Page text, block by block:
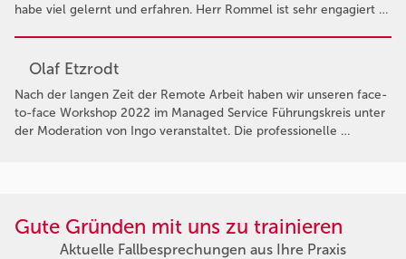
habe viel gelernt und erfahren. Herr Rommel ist sehr engagiert …
Olaf Etzrodt
Nach der langen Zeit der Remote Arbeit haben wir unseren face-
to-face Workshop 2022 im Managed Service Führungskreis unter
der Moderation von Ingo veranstaltet. Die professionelle …
Gute Gründen mit uns zu trainieren
Aktuelle Fallbesprechungen aus Ihre Praxis